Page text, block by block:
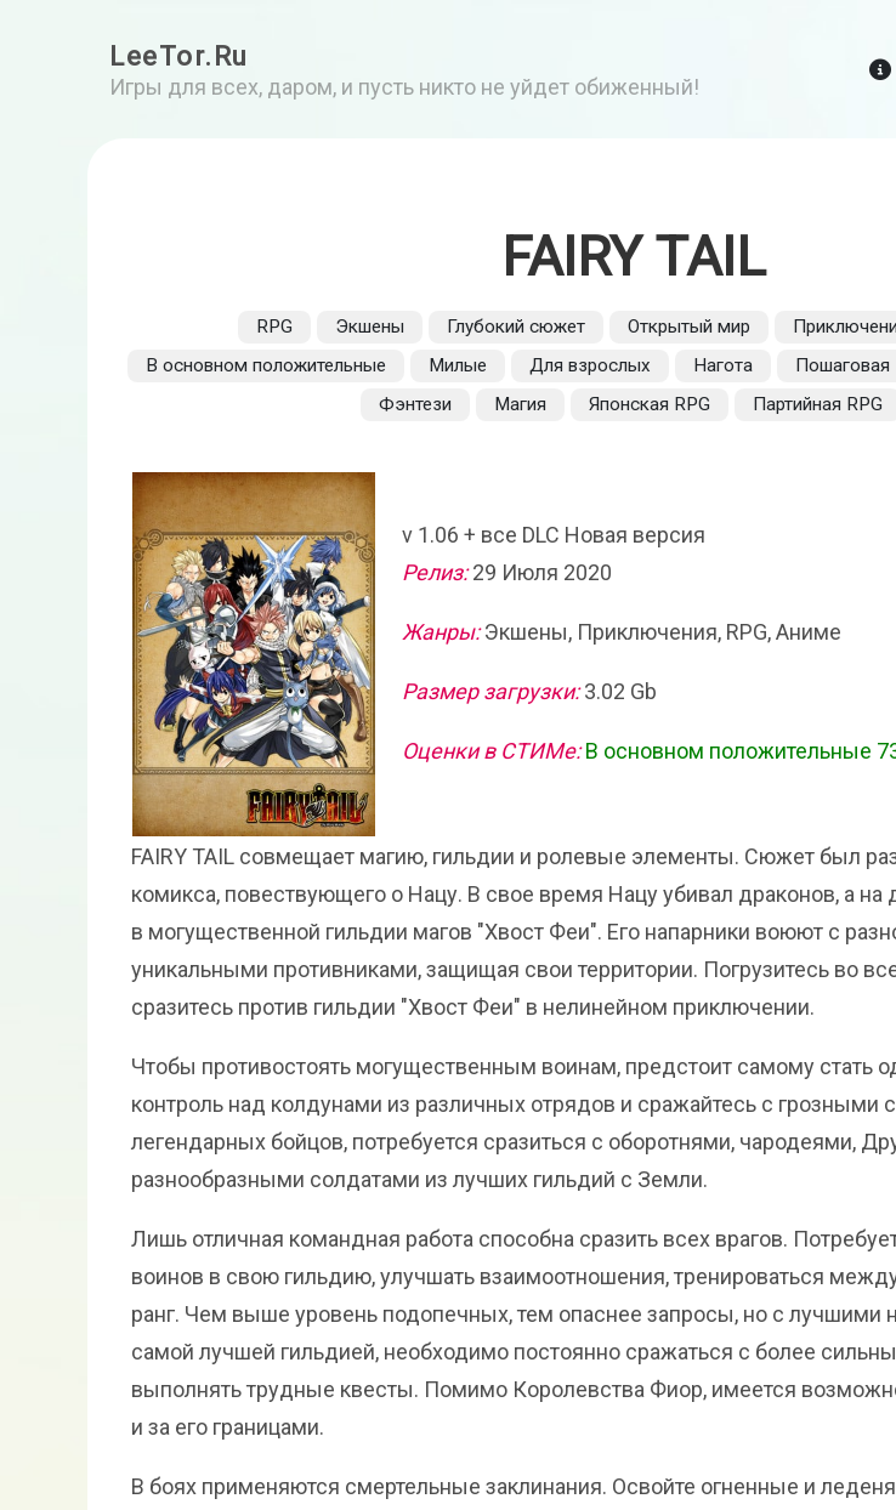
LeeTor.Ru
Игры для всех, даром, и пусть никто не уйдет обиженный!
FAIRY TAIL
RPG Экшены Глубокий сюжет Открытый мир
В основном положительные
Милые Для взрослых Нагота Пошаговая
Фэнтези
Магия Японская RPG Партийная RPG
v 1.06 + все DLC Новая версия
Релиз:29 Июля 2020
Жанры:Экшены, Приключения, RPG, Аниме
Размер загрузки:3.02 Gb
Оценки в СТИМе: В основном положительные
FAIRY TAIL совмещает магию, гильдии и ролевые элементы. Сюжет был
комикса, повествующего о Нацу. В свое время Нацу убивал драконов, а
в могущественной гильдии магов "Хвост Феи". Его напарники воюют с
уникальными противниками, защищая свои территории. Погрузитесь во
сразитесь против гильдии "Хвост Феи" в нелинейном приключении.
Чтобы противостоять могущественным воинам, предстоит самому стать
контроль над колдунами из различных отрядов и сражайтесь с
легендарных бойцов, потребуется сразиться с оборотнями, чародеями,
разнообразными солдатами из лучших гильдий с Земли.
Лишь отличная командная работа способна сразить всех врагов.
воинов в свою гильдию, улучшать взаимоотношения, тренироваться
ранг. Чем выше уровень подопечных, тем опаснее запросы, но с лучшими
самой лучшей гильдией, необходимо постоянно сражаться с более
выполнять трудные квесты. Помимо Королевства Фиор, имеется
и за его границами.
В боях применяются смертельные заклинания. Освойте огненные и